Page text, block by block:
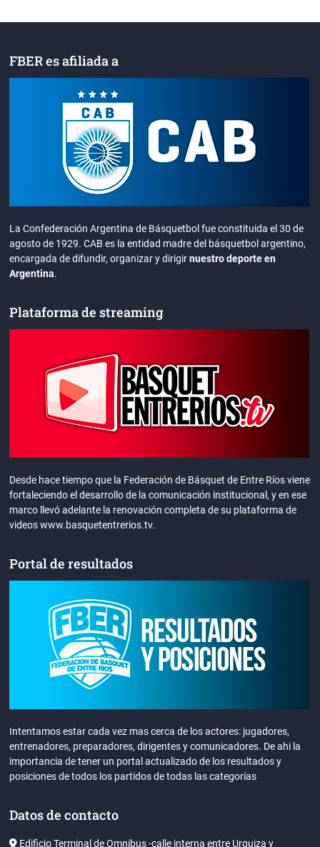
FBER es afiliada a
La Confederación Argentina de Básquetbol fue constituida el 30 de
agosto de 1929. CAB es la entidad madre del básquetbol argentino,
encargada de difundir, organizar y dirigirnuestro deporte en
Argentina.
Plataforma de streaming
Desde hace tiempo que la Federación de Básquet de Entre Ríos viene
fortaleciendo el desarrollo de la comunicación institucional, y en ese
marco llevó adelante la renovación completa de su plataforma de
videos www.basquetentrerios.tv.
Portal de resultados
Intentamos estar cada vez mas cerca de los actores: jugadores,
entrenadores, preparadores, dirigentes y comunicadores. De ahi la
importancia de tener un portal actualizado de los resultados y
posiciones de todos los partidos de todas las categorías
Datos de contacto
Edificio Terminal de Omnibus -calle interna entre Urquiza y